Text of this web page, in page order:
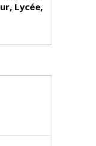
Lycée,